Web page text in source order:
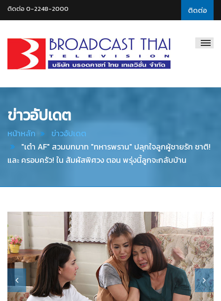
ติดต่อ
ติดต่อ 0-2248-2000
Thai
ข่าวอัปเดต
หน้าหลัก
ข่าวอัปเดต
"เต๋า AF" สวมบทบาท "ทหารพราน" ปลุกใจลูกผู้ชายรัก ชาติ!
และ ครอบครัว! ใน สัมผัสพิศวง ตอน พรุ่งนี้ลูกจะกลับบ้าน